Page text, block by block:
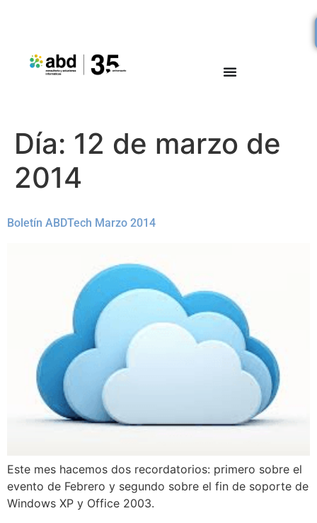
Día: 12 de marzo de
2014
Boletín ABDTech Marzo 2014
Este mes hacemos dos recordatorios: primero sobre el
evento de Febrero y segundo sobre el fin de soporte de
Windows XP y Office 2003.